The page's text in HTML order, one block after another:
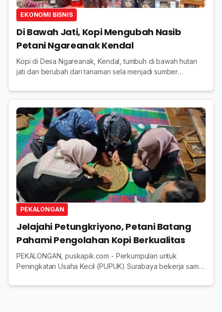
EKONOMI BISNIS
Di Bawah Jati, Kopi Mengubah Nasib
Petani Ngareanak Kendal
Kopi di Desa Ngareanak, Kendal, tumbuh di bawah hutan
jati dan berubah dari tanaman sela menjadi sumber
PEKALONGAN
Jelajahi Petungkriyono, Petani Batang
Pahami Pengolahan Kopi Berkualitas
PEKALONGAN, puskapik.com - Perkumpulan untuk
Peningkatan Usaha Kecil (PUPUK) Surabaya bekerja sama
pendampingan dan pembinaan bagi para anggota